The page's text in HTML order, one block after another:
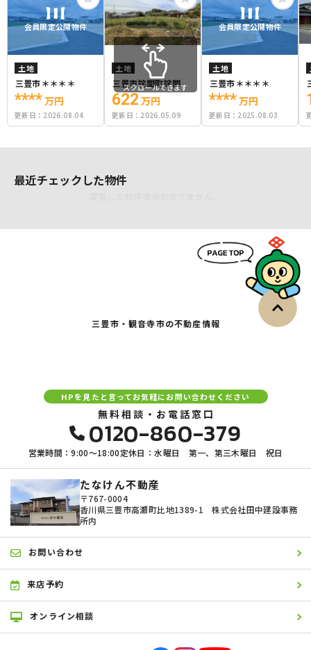
会員限定公開物件
土地
三豊市＊＊＊＊
****万円
更新日： 2026.08.04
土地
三豊市詫間町詫間
622 万円
更新日： 2026.05.09
会員限定公開物件
土地
三豊市＊＊＊＊
****万円
更新日： 2025.08.03
スクロールできます
最近チェックした物件
三豊市・観音寺市の不動産情報
HPを見たと言ってお気軽にお問い合わせください
無料相談・お電話窓口
0120-860-379
営業時間：9:00〜18:00定休日：水曜日 第一、第三木曜日 祝日
たなけん不動産
〒767-0004
香川県三豊市高瀬町比地1389-1 株式会社田中建設事務
所内
お問い合わせ
来店予約
オンライン相談